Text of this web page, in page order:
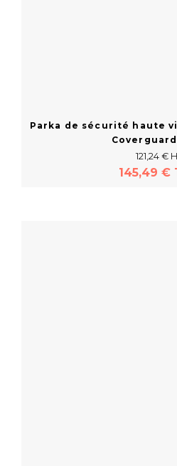
Parka de sécurité haute
121,24 €
145,49 €